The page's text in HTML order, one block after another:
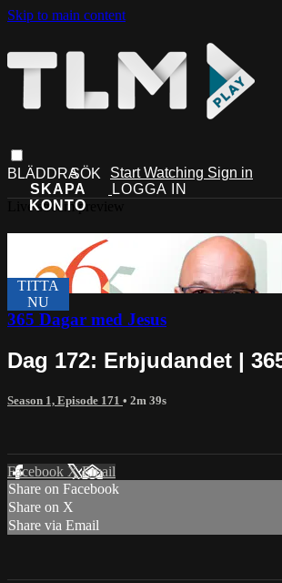
Skip to main content
Start Watching Sign in
Live stream preview
365 Dagar med Jesus
Dag 172: Erbjudandet |
Season 1, Episode 171 • 2m 39s
Facebook XEmail
Share on Facebook
Share on X
Share via Email